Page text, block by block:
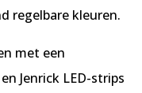
regelbare kleuren.
met een
Jenrick LED-strips